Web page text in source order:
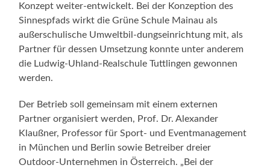
Konzept weiter-entwickelt. Bei der Konzeption des
Sinnespfads wirkt die Grüne Schule Mainau als
außerschulische Umweltbil-dungseinrichtung mit, als
Partner für dessen Umsetzung konnte unter anderem
die Ludwig-Uhland-Realschule Tuttlingen gewonnen
werden.
Der Betrieb soll gemeinsam mit einem externen
Partner organisiert werden, Prof. Dr. Alexander
Klaußner, Professor für Sport- und Eventmanagement
in München und Berlin sowie Betreiber dreier
Outdoor-Unternehmen in Österreich. „Bei der